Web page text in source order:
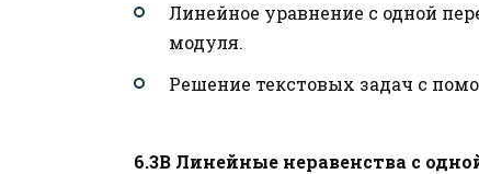
Линейное уравнение с одной
модуля.
Решение текстовых задач с
6.3В Линейные неравенства с